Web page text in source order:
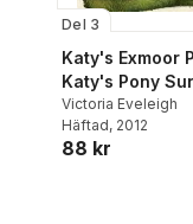
Del 3
Katy's Exmoor
Katy's Pony
Victoria Eveleigh
Häftad, 2012
88 kr